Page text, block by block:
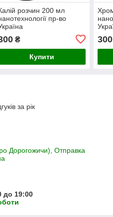
розчин 200 мл
пр-во
₴
Купити
300
за рік
Дорогожичи), Отправка
до 19:00